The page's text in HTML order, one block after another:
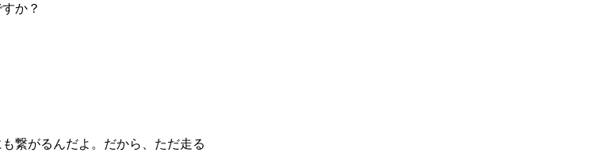
か？
繋がるんだよ。だから、ただ走る